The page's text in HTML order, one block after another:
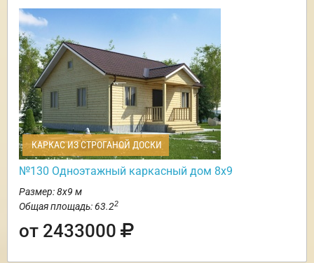
КАРКАС ИЗ СТРОГАНОЙ ДОСКИ
№130 Одноэтажный каркасный дом 8х9
Размер: 8х9 м
Общая площадь: 63.22
от 2433000